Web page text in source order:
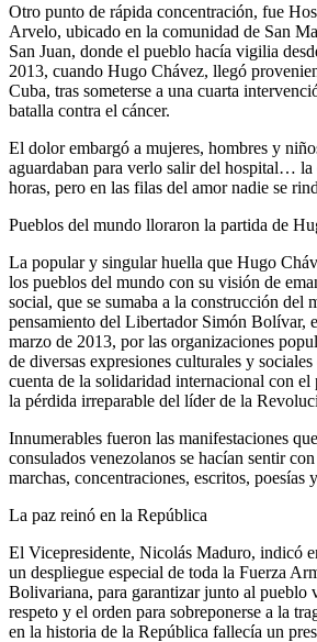
Otro punto de rápida concentración, fue
Arvelo, ubicado en la comunidad de San
San Juan, donde el pueblo hacía vigilia
2013, cuando Hugo Chávez, llegó
Cuba, tras someterse a una cuarta
batalla contra el cáncer.
El dolor embargó a mujeres, hombres y
aguardaban para verlo salir del hospital… la
horas, pero en las filas del amor nadie se
Pueblos del mundo lloraron la partida de
La popular y singular huella que Hugo
los pueblos del mundo con su visión de
social, que se sumaba a la construcción del
pensamiento del Libertador Simón Bolívar,
marzo de 2013, por las organizaciones
de diversas expresiones culturales y
cuenta de la solidaridad internacional con
la pérdida irreparable del líder de la
Innumerables fueron las manifestaciones
consulados venezolanos se hacían sentir
marchas, concentraciones, escritos, poesías
La paz reinó en la República
El Vicepresidente, Nicolás Maduro, indicó
un despliegue especial de toda la Fuerza
Bolivariana, para garantizar junto al pueblo
respeto y el orden para sobreponerse a la
en la historia de la República fallecía un